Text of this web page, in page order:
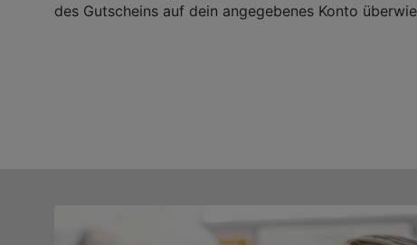
des Gutscheins auf dein angegebenes Konto